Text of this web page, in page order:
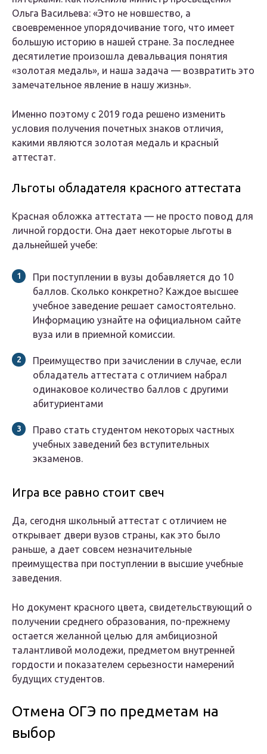
Ольга Васильева: «Это не новшество, а
своевременное упорядочивание того, что имеет
большую историю в нашей стране. За последнее
десятилетие произошла девальвация понятия
«золотая медаль», и наша задача — возвратить это
замечательное явление в нашу жизнь».
Именно поэтому с 2019 года решено изменить
условия получения почетных знаков отличия,
какими являются золотая медаль и красный
аттестат.
Льготы обладателя красного аттестата
Красная обложка аттестата — не просто повод для
личной гордости. Она дает некоторые льготы в
дальнейшей учебе:
При поступлении в вузы добавляется до 10
баллов. Сколько конкретно? Каждое высшее
учебное заведение решает самостоятельно.
Информацию узнайте на официальном сайте
вуза или в приемной комиссии.
Преимущество при зачислении в случае, если
обладатель аттестата с отличием набрал
одинаковое количество баллов с другими
абитуриентами
Право стать студентом некоторых частных
учебных заведений без вступительных
экзаменов.
Игра все равно стоит свеч
Да, сегодня школьный аттестат с отличием не
открывает двери вузов страны, как это было
раньше, а дает совсем незначительные
преимущества при поступлении в высшие учебные
заведения.
Но документ красного цвета, свидетельствующий о
получении среднего образования, по-прежнему
остается желанной целью для амбициозной
талантливой молодежи, предметом внутренней
гордости и показателем серьезности намерений
будущих студентов.
Отмена ОГЭ по предметам на
выбор